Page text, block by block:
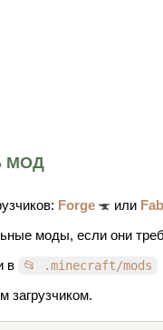
МОД
Forge или
моды, если они
в
📂 .minecraft/mods
загрузчиком.